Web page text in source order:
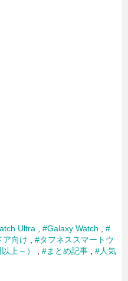
Ultra #Galaxy Watch
#
ア向け
#タフネススマートウ
上～） #まとめ記事
#人気